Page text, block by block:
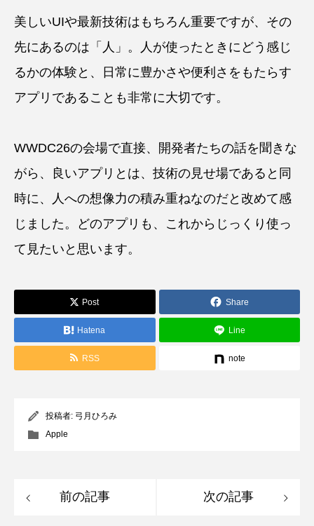
美しいUIや最新技術はもちろん重要ですが、その
先にあるのは「人」。人が使ったときにどう感じ
るかの体験と、日常に豊かさや便利さをもたらす
アプリであることも非常に大切です。
WWDC26の会場で直接、開発者たちの話を聞きな
がら、良いアプリとは、技術の見せ場であると同
時に、人への想像力の積み重ねなのだと改めて感
じました。どのアプリも、これからじっくり使っ
て見たいと思います。
Post Share
Hatena Line
RSS note
投稿者: 弓月ひろみ
Apple
前の記事 次の記事